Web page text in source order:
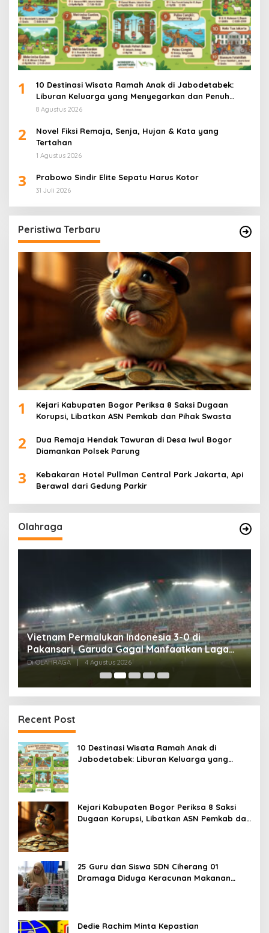
1
10 Destinasi Wisata Ramah Anak di Jabodetabek:
Liburan Keluarga yang Menyegarkan dan Penuh
Makna
8 Agustus 2026
2
Novel Fiksi Remaja, Senja, Hujan & Kata yang
Tertahan
1 Agustus 2026
3 Prabowo Sindir Elite Sepatu Harus Kotor
31 Juli 2026
Peristiwa Terbaru
1
Kejari Kabupaten Bogor Periksa 8 Saksi Dugaan
Korupsi, Libatkan ASN Pemkab dan Pihak Swasta
2
Dua Remaja Hendak Tawuran di Desa Iwul Bogor
Diamankan Polsek Parung
3
Kebakaran Hotel Pullman Central Park Jakarta, Api
Berawal dari Gedung Parkir
Olahraga
Vietnam Permalukan Indonesia 3-0 di
Pakansari, Garuda Gagal Manfaatkan Laga
Kandang
Di OLAHRAGA 4 Agustus 2026
Recent Post
10 Destinasi Wisata Ramah Anak di
Jabodetabek: Liburan Keluarga yang
Kejari Kabupaten Bogor Periksa 8 Saksi
Dugaan Korupsi, Libatkan ASN Pemkab dan
25 Guru dan Siswa SDN Ciherang 01
Dramaga Diduga Keracunan Makanan
Dedie Rachim Minta Kepastian